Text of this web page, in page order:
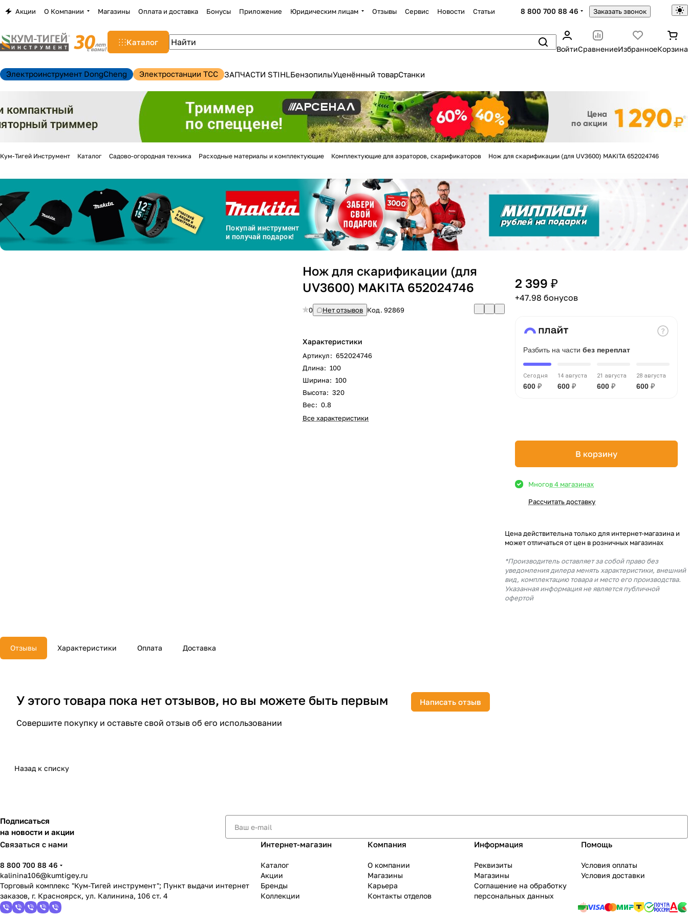
Акции О Компании Магазины Оплата и доставка Бонусы Приложение Юридическим лицам Отзывы Сервис Новости Статьи 8 800 700 88 46 Заказать звонок
Каталог
ВойтиСравнениеИзбранноеКорзина
Электроинструмент DongCheng Электростанции TCC ЗАПЧАСТИ STIHLБензопилыУценённый товарСтанки
Кум-Тигей Инструмент Каталог Садово-огородная техника Расходные материалы и комплектующие Комплектующие для аэраторов, скарификаторов Нож для скарификации (для UV3600) MAKITA 652024746
Нож для скарификации (для
UV3600) MAKITA 652024746
0 Нет отзывов Код.92869
Характеристики
Артикул: 652024746
Длина: 100
Ширина: 100
Высота: 320
Вес: 0.8
Все характеристики
2 399 ₽
+47.98 бонусов
Разбить на части без переплат
Сегодня
600 ₽
14 августа
600 ₽
21 августа
600 ₽
28 августа
600 ₽
В корзину
Многов 4 магазинах
Рассчитать доставку
Цена действительна только для интернет-магазина и
может отличаться от цен в розничных магазинах
*Производитель оставляет за собой право без
уведомления дилера менять характеристики, внешний
вид, комплектацию товара и место его производства.
Указанная информация не является публичной
офертой
Отзывы Характеристики Оплата Доставка
У этого товара пока нет отзывов, но вы можете быть первым
Совершите покупку и оставьте свой отзыв об его использовании
Написать отзыв
Назад к списку
Подписаться
на новости и акции
Связаться с нами
8 800 700 88 46
kalinina106@kumtigey.ru
Торговый комплекс "Кум-Тигей инструмент"; Пункт выдачи интернет
заказов, г. Красноярск, ул. Калинина, 106 ст. 4
Интернет-магазин
Каталог
Акции
Бренды
Коллекции
Компания
О компании
Магазины
Карьера
Контакты отделов
Информация
Реквизиты
Магазины
Соглашение на обработку
персональных данных
Помощь
Условия оплаты
Условия доставки
Для клиентов всех банков
Разбейтеоплату
на частибез переплат
График платежей
Оплачивайте сегодня только
% картой любого банка
Получайте товарвыбранный способом